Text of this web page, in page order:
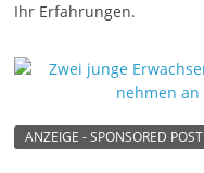
Ihr Erfahrungen.
ANZEIGE - SPONSORED POST